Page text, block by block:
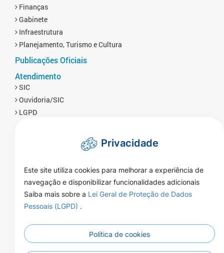
Finanças
Gabinete
Infraestrutura
Planejamento, Turismo e Cultura
Publicações Oficiais
Atendimento
SIC
Ouvidoria/SIC
LGPD
Endereço:
Rua Naor Ferrari 1080 - Centro - CEP
Privacidade
Este site utiliza cookies para melhorar a experiência de
navegação e disponibilizar funcionalidades adicionais
Saiba mais sobre a Lei Geral de Proteção de Dados
Pessoais (LGPD) .
Política de cookies